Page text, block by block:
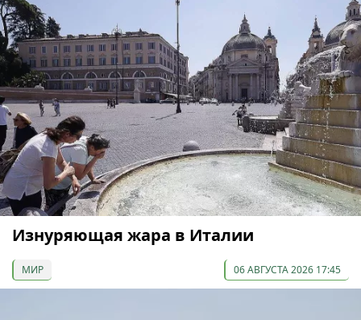
Изнуряющая жара в Италии
МИР 06 АВГУСТА 2026 17:45